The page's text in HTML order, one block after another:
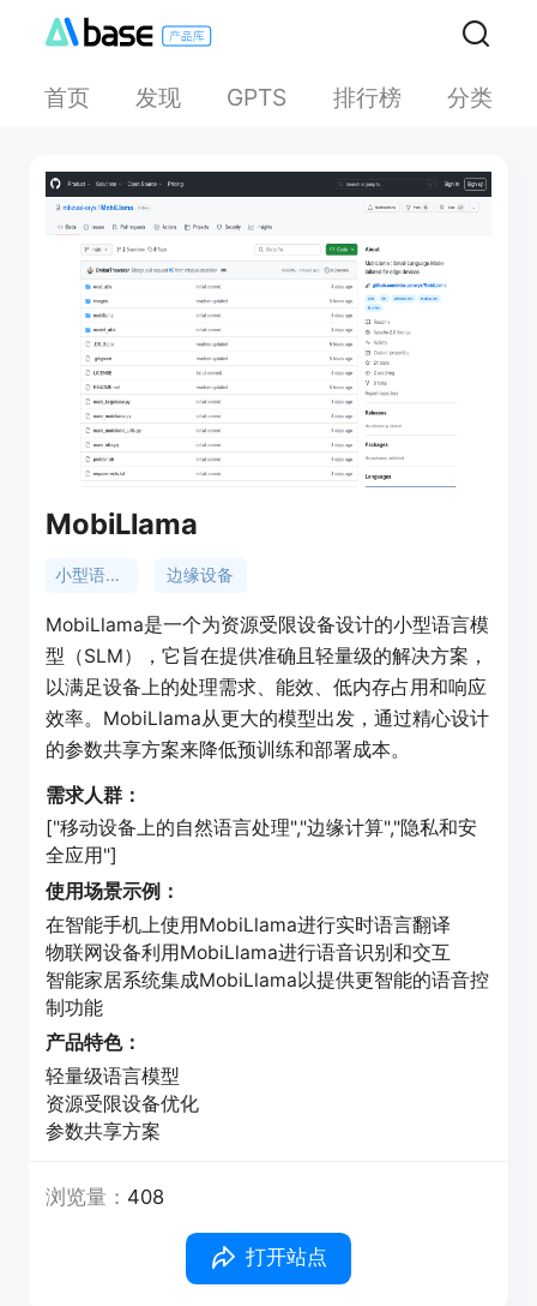
首页 发现 GPTS 排行榜 分类
MobiLlama
小型语言模型 边缘设备
MobiLlama是一个为资源受限设备设计的小型语言模
型（SLM），它旨在提供准确且轻量级的解决方案，
以满足设备上的处理需求、能效、低内存占用和响应
效率。MobiLlama从更大的模型出发，通过精心设计
的参数共享方案来降低预训练和部署成本。
需求人群：
["移动设备上的自然语言处理","边缘计算","隐私和安
全应用"]
使用场景示例：
在智能手机上使用MobiLlama进行实时语言翻译
物联网设备利用MobiLlama进行语音识别和交互
智能家居系统集成MobiLlama以提供更智能的语音控
制功能
产品特色：
轻量级语言模型
资源受限设备优化
参数共享方案
浏览量： 408
打开站点